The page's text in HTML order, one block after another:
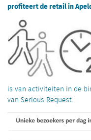
profiteert de retail in
is van activiteiten in de
van Serious Request.